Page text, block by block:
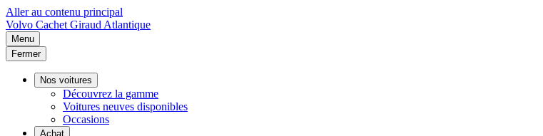
Aller au contenu principal
Volvo Cachet Giraud Atlantique
Menu
Fermer
Nos voitures
Découvrez la gamme
Voitures neuves disponibles
Occasions
Achat